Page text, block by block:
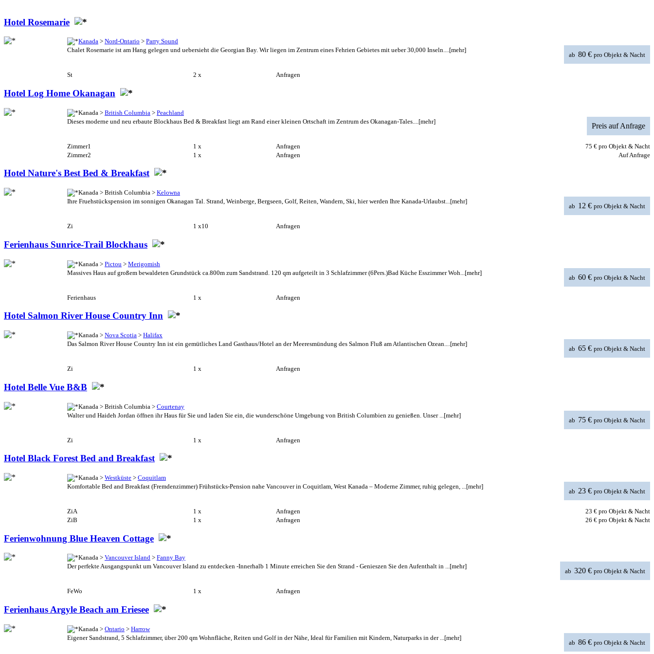
Hotel Rosemarie
Kanada > Nord-Ontario > Parry Sound
ab 80 € pro Objekt & Nacht
Chalet Rosemarie ist am Hang gelegen und uebersieht die Georgian Bay. Wir liegen im Zentrum eines Fehrien Gebietes mit ueber 30,000 Inseln....[mehr]
St 2 x Anfragen
Hotel Log Home Okanagan
Kanada > British Columbia > Peachland
Preis auf Anfrage
Dieses moderne und neu erbaute Blockhaus Bed & Breakfast liegt am Rand einer kleinen Ortschaft im Zentrum des Okanagan-Tales.... [mehr]
Zimmer1 1 x Anfragen 75 € pro Objekt & Nacht
Zimmer2
1 x Anfragen Auf Anfrage
Hotel Nature's Best Bed & Breakfast
Kanada > British Columbia > Kelowna
ab 12 € pro Objekt & Nacht
Ihre Fruehstückspension im sonnigen Okanagan Tal. Strand, Weinberge, Bergseen, Golf, Reiten, Wandern, Ski, hier werden Ihre Kanada-Urlaubst...[mehr]
Zi 1 x10 Anfragen
Ferienhaus Sunrice-Trail Blockhaus
Kanada > Pictou > Merigomish
ab 60 € pro Objekt & Nacht
Massives Haus auf großem bewaldeten Grundstück ca.800m zum Sandstrand. 120 qm aufgeteilt in 3 Schlafzimmer (6Pers.)Bad Küche Esszimmer Woh... [mehr]
Ferienhaus 1 x Anfragen
Hotel Salmon River House Country Inn
Kanada > Nova Scotia > Halifax
ab 65 € pro Objekt & Nacht
Das Salmon River House Country Inn ist ein gemütliches Land Gasthaus/Hotel an der Meeresmündung des Salmon Fluß am Atlantischen Ozean....[mehr]
Zi 1 x Anfragen
Hotel Belle Vue B&B
Kanada > British Columbia > Courtenay
ab 75 € pro Objekt & Nacht
Walter und Haideh Jordan öffnen ihr Haus für Sie und laden Sie ein, die wunderschöne Umgebung von British Columbien zu genießen. Unser ... [mehr]
Zi 1 x Anfragen
Hotel Black Forest Bed and Breakfast
Kanada > Westküste > Coquitlam
ab 23 € pro Objekt & Nacht
Komfortable Bed and Breakfast (Fremdenzimmer) Frühstücks-Pension nahe Vancouver in Coquitlam, West Kanada – Moderne Zimmer, ruhig gelegen, ... [mehr]
ZiA 1 x Anfragen 23 € pro Objekt & Nacht
ZiB
1 x Anfragen 26 € pro Objekt & Nacht
Ferienwohnung Blue Heaven Cottage
Kanada > Vancouver Island > Fanny Bay
ab 320 € pro Objekt & Nacht
Der perfekte Ausgangspunkt um Vancouver Island zu entdecken -Innerhalb 1 Minute erreichen Sie den Strand - Genieszen Sie den Aufenthalt in ...[mehr]
FeWo 1 x Anfragen
Ferienhaus Argyle Beach am Eriesee
Kanada > Ontario > Harrow
ab 86 € pro Objekt & Nacht
Eigener Sandstrand, 5 Schlafzimmer, über 200 qm Wohnfläche, Reiten und Golf in der Nähe, Ideal für Familien mit Kindern, Naturparks in der ... [mehr]